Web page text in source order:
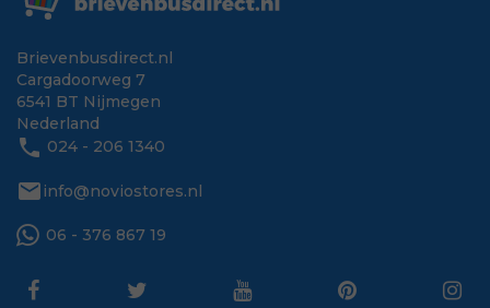
Brievenbusdirect.nl
Cargadoorweg 7
6541 BT Nijmegen
Nederland
phone 024 - 206 1340
mail info@noviostores.nl
06 - 376 867 19